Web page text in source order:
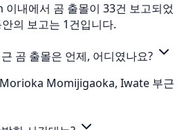
내에서 곰 출몰이 33건 보고되었
의 보고는 1건입니다.
곰 출몰은 언제, 어디였나요?
Morioka Momijigaoka, Iwate 부근